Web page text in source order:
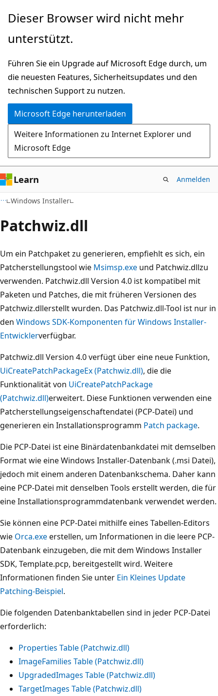
Zu
wechseln
Dieser Browser wird nicht mehr
unterstützt.
Führen Sie ein Upgrade auf Microsoft Edge durch, um
die neuesten Features, Sicherheitsupdates und den
technischen Support zu nutzen.
Microsoft Edge herunterladen
Weitere Informationen zu Internet Explorer und
Microsoft Edge
Learn Anmelden
Windows Installer
Patchwiz.dll
Um ein Patchpaket zu generieren, empfiehlt es sich, ein
Patcherstellungstool wie Msimsp.exe und Patchwiz.dllzu
verwenden. Patchwiz.dll Version 4.0 ist kompatibel mit
Paketen und Patches, die mit früheren Versionen des
Patchwiz.dllerstellt wurden. Das Patchwiz.dll-Tool ist nur in
den Windows SDK-Komponenten für Windows Installer-
Entwicklerverfügbar.
Patchwiz.dll Version 4.0 verfügt über eine neue Funktion,
UiCreatePatchPackageEx (Patchwiz.dll), die die
Funktionalität von UiCreatePatchPackage
(Patchwiz.dll)erweitert. Diese Funktionen verwenden eine
Patcherstellungseigenschaftendatei (PCP-Datei) und
generieren ein Installationsprogramm Patch package.
Die PCP-Datei ist eine Binärdatenbankdatei mit demselben
Format wie eine Windows Installer-Datenbank (.msi Datei),
jedoch mit einem anderen Datenbankschema. Daher kann
eine PCP-Datei mit denselben Tools erstellt werden, die für
eine Installationsprogrammdatenbank verwendet werden.
Sie können eine PCP-Datei mithilfe eines Tabellen-Editors
wie Orca.exeerstellen, um Informationen in die leere PCP-
Datenbank einzugeben, die mit dem Windows Installer
SDK, Template.pcp, bereitgestellt wird. Weitere
Informationen finden Sie unter Ein Kleines Update
Patching-Beispiel.
Die folgenden Datenbanktabellen sind in jeder PCP-Datei
erforderlich:
Properties Table (Patchwiz.dll)
ImageFamilies Table (Patchwiz.dll)
UpgradedImages Table (Patchwiz.dll)
TargetImages Table (Patchwiz.dll)